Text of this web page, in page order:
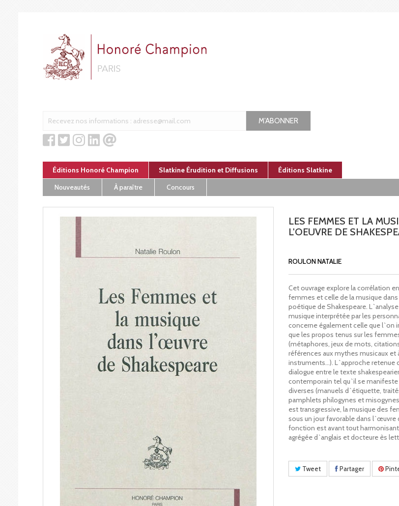
M'ABONNER
Éditions Honoré Champion Slatkine Érudition et Diffusions Éditions Slatkine
Nouveautés
À paraître Concours
LES FEMMES ET LA
L'OEUVRE DE
ROULON NATALIE
Cet ouvrage explore la corrélation
femmes et celle de la musique
poétique de Shakespeare.
musique interprétée par les
concerne également celle que l`on
que les propos tenus sur les
(métaphores, jeux de mots,
références aux mythes musicaux et
instruments…). L`approche retenue
dialogue entre le texte
contemporain tel qu`il se manifeste
diverses (manuels d`étiquette,
pamphlets philogynes et
est transgressive, la musique des
sous un jour favorable dans l`œuvre
fonction est avant tout
agrégée d`anglais et docteure ès
Tweet Partager